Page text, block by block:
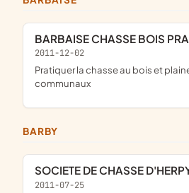
BARBAISE CHASSE BOIS
2011-12-02
pratiquer la chasse au bois et plaines sur les terrains
communaux
BARBY
SOCIETE DE CHASSE
2011-07-25